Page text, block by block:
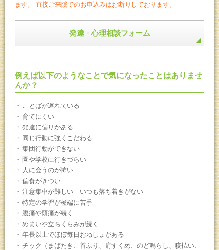
ます。 直接ご来院でのお申込みはお断りしております。
発達・心理相談フォーム
例えば以下のようなことで気になったことはありませ
んか？
ことばが遅れている
育てにくい
発達に偏りがある
同じ行動に強くこだわる
集団行動ができない
園や学校に行きづらい
人に会うのが怖い
偏食がきつい
注意集中が難しい いつも落ち着きがない
特定の学習が極端に苦手
腹痛や頭痛が続く
めまいや立ちくらみが続く
年長以上でほぼ毎日おねしょがある
チック（まばたき、首ふり、肩すくめ、のど鳴らし、咳払い、